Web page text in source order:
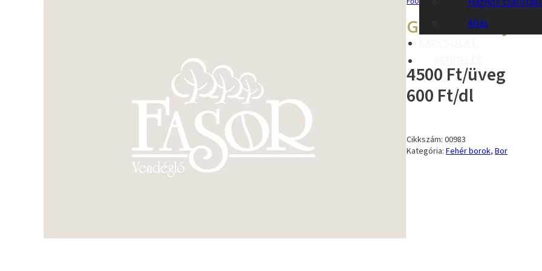
Állás
GEDEON RAJNAI
4500 Ft/üveg
600 Ft/dl
Cikkszám: 00983
Kategória: Fehér borok, Bor